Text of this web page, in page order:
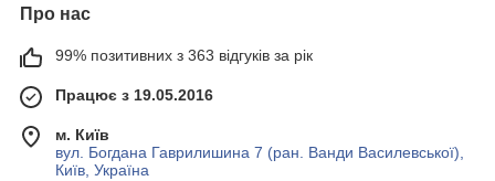
Про нас
99% позитивних з 363 відгуків за рік
Працює з 19.05.2016
м. Київ
вул. Богдана Гаврилишина 7 (ран. Ванди Василевської),
Київ, Україна